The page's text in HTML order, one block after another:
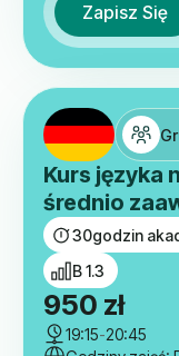
Zapisz Się
Kurs języka
średnio
30godzin
B 1.3
950 zł
19:15-20:45